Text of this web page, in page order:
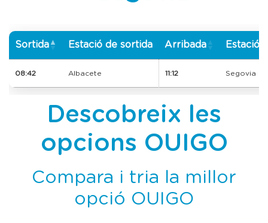
Sortida Estació de sortida Arribada Estació
08:42 Albacete 11:12 Segovia
Descobreix les
opcions OUIGO
Compara i tria la millor
opció OUIGO